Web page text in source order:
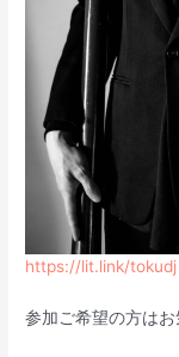
https://lit.link/tokudj
参加ご希望の方はお